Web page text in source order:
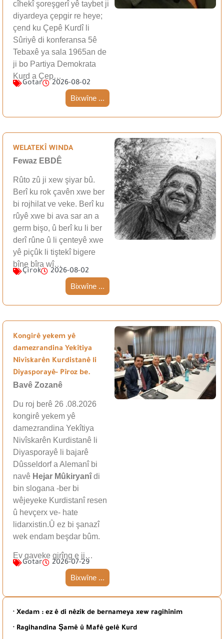
cîhekî şoreşgerî yê taybet ji
diyardeya çepgir re heye;
çend ku Çepê Kurdî li
Sûriyê di konferansa 5ê
Tebaxê ya sala 1965an de
ji bo Partiya Demokrata
Kurd a Çep…
Gotar 2026-08-02
Bixwîne ...
WELATEKÎ WINDA
Fewaz EBDÊ
Rûto zû ji xew şiyar bû.
Berî ku rok çavên xwe ber
bi rojhilat ve veke. Berî ku
rûyê xwe bi ava sar an a
germ bişo, û berî ku li ber
derî rûne û li çenteyê xwe
yê piçûk li tiştekî bigere
bîne bîra wî…
Çîrok 2026-08-02
Bixwîne ...
Kongirê yekem yê
damezrandina Yekîtiya
Nivîskarên Kurdistanê li
Diyasporayê- Pîroz be.
Bavê Zozanê
Du roj berê 26 .08.2026
kongirê yekem yê
damezrandina Yekîtiya
Nivîskarên Kurdistanê li
Diyasporayê li bajarê
Dûsseldorf a Alemanî bi
navê Hejar Mûkiryanîdi
bin slogana -ber bi
wêjeyeke Kurdistanî resen
û hevçerx ve- hate
lidarxistin.Û ez bi şanazî
wek endam beşdar bûm.
Ev gaveke girîng e ji…
Gotar 2026-07-29
Bixwîne ...
· Xedam : ez ê di nêzîk de bernameya xew ragihînim
· Ragihandina Şamê û Mafê gelê Kurd